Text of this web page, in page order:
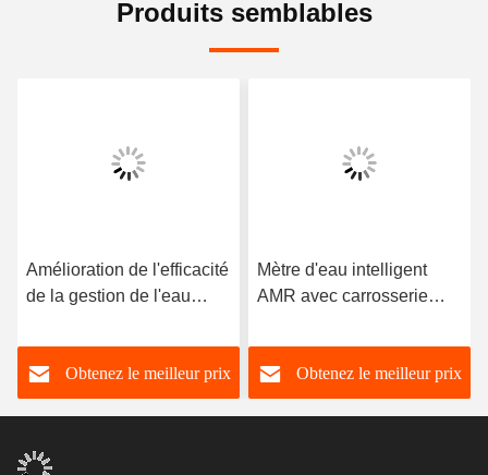
Produits semblables
Amélioration de l'efficacité
de la gestion de l'eau
intelligent 0-40°C sans
vanneObtenez le meilleur prix
Mètre d'eau intelligent
AMR avec carrosserie
Obtenez le meilleur prix